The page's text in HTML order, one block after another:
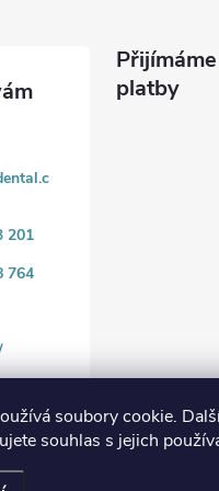
soubory cookie.
souhlas s jejich
201
764
platby